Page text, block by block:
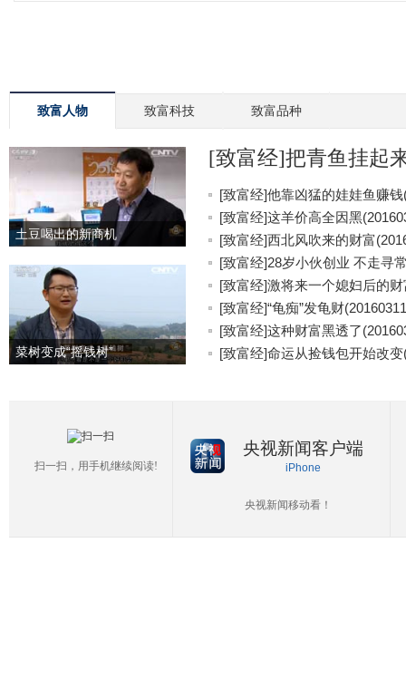
致富人物 致富科技 致富品种
土豆喝出的新商机
菜树变成“摇钱树”
[致富经]把青鱼挂起
[致富经]他靠凶猛的娃娃鱼赚钱
[致富经]这羊价高全因黑
[致富经]西北风吹来的财富
[致富经]28岁小伙创业 不走寻
[致富经]激将来一个媳妇后的
[致富经]“龟痴”发龟财
[致富经]这种财富黑透了
[致富经]命运从捡钱包开始改变
扫一扫，用手机继续阅读!
央视新闻客户端
iPhone
央视新闻移动看！